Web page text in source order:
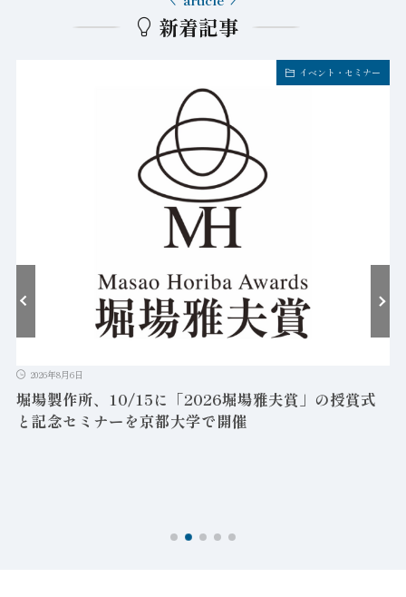
新着記事
イベント・セミナー
2026年8月6日
堀場製作所、10/15に「2026堀場雅夫賞」の授賞式
と記念セミナーを京都大学で開催